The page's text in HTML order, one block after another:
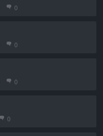
0
0
0
0